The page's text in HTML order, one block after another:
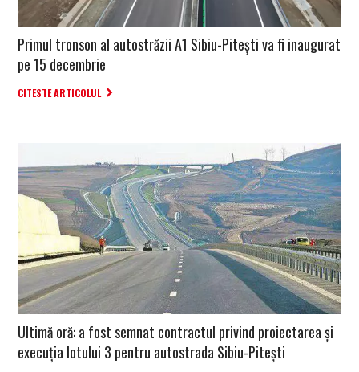
Primul tronson al autostrăzii A1 Sibiu-Pitești va fi inaugurat
pe 15 decembrie
CITESTE ARTICOLUL
Ultimă oră: a fost semnat contractul privind proiectarea și
execuția lotului 3 pentru autostrada Sibiu-Pitești